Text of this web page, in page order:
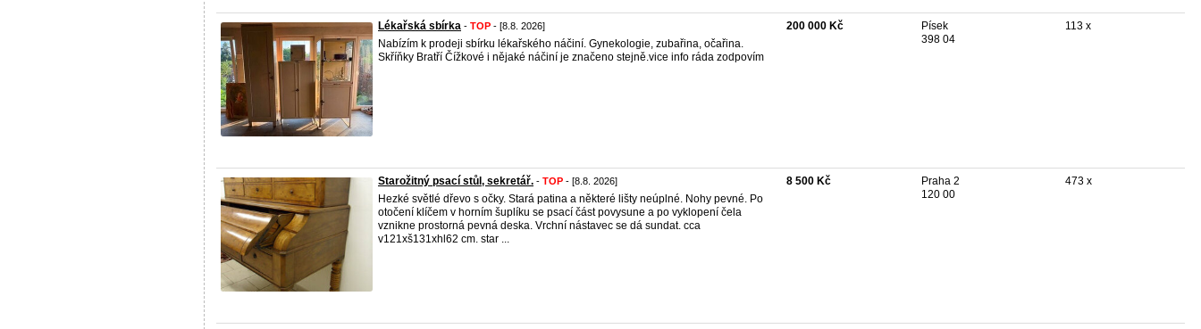
Lékařská sbírka - TOP - [8.8. 2026]
Nabízím k prodeji sbírku lékařského náčiní. Gynekologie, zubařina, očařina.
Skříňky Bratří Čížkové i nějaké náčiní je značeno stejně.vice info ráda zodpovím
200 000 Kč
Písek
398 04
113 x
Starožitný psací stůl, sekretář. - TOP - [8.8. 2026]
Hezké světlé dřevo s očky. Stará patina a některé lišty neúplné. Nohy pevné. Po
otočení klíčem v horním šuplíku se psací část povysune a po vyklopení čela
vznikne prostorná pevná deska. Vrchní nástavec se dá sundat. cca
v121xš131xhl62 cm. star ...
8 500 Kč
Praha 2
120 00
473 x